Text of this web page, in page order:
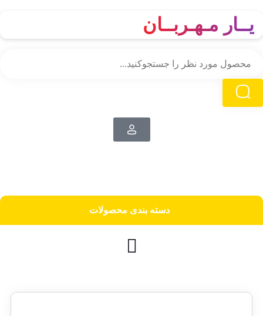
یــار مـهـربــان
دسته‌ بندی محصولات